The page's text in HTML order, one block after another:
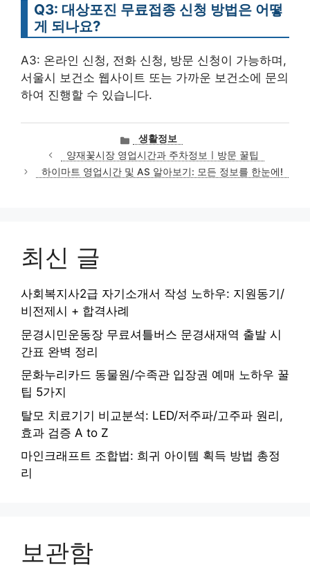
Q3: 대상포진 무료접종 신청 방법은 어떻
게 되나요?
A3: 온라인 신청, 전화 신청, 방문 신청이 가능하며,
서울시 보건소 웹사이트 또는 가까운 보건소에 문의
하여 진행할 수 있습니다.
카
테
고
리
생활정보
양재꽃시장 영업시간과 주차정보ㅣ방문 꿀팁
하이마트 영업시간 및 AS 알아보기: 모든 정보를 한눈에!
최신 글
사회복지사2급 자기소개서 작성 노하우: 지원동기/
비전제시 + 합격사례
문경시민운동장 무료셔틀버스 문경새재역 출발 시
간표 완벽 정리
문화누리카드 동물원/수족관 입장권 예매 노하우 꿀
팁 5가지
탈모 치료기기 비교분석: LED/저주파/고주파 원리,
효과 검증 A to Z
마인크래프트 조합법: 희귀 아이템 획득 방법 총정
리
보관함